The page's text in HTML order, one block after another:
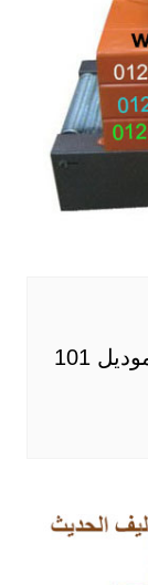
الة تغليف علب تمر وعلب البلح موديل 101